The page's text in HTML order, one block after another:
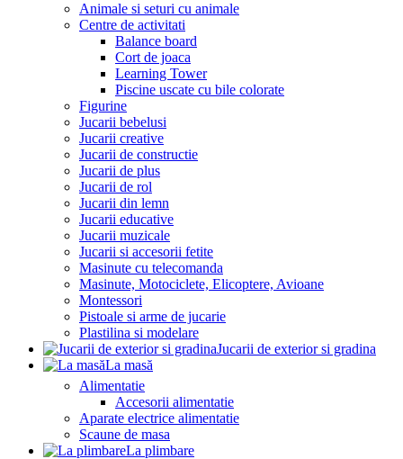
Animale si seturi cu animale
Centre de activitati
Balance board
Cort de joaca
Learning Tower
Piscine uscate cu bile colorate
Figurine
Jucarii bebelusi
Jucarii creative
Jucarii de constructie
Jucarii de plus
Jucarii de rol
Jucarii din lemn
Jucarii educative
Jucarii muzicale
Jucarii si accesorii fetite
Masinute cu telecomanda
Masinute, Motociclete, Elicoptere, Avioane
Montessori
Pistoale si arme de jucarie
Plastilina si modelare
Jucarii de exterior si gradina
La masă
Alimentatie
Accesorii alimentatie
Aparate electrice alimentatie
Scaune de masa
La plimbare